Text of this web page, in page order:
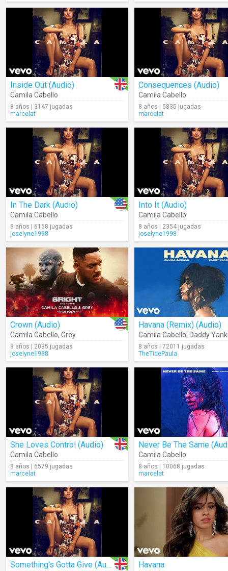
Inside Out (Audio)
Camila Cabello
8 años | 3147 jugadas
marcelat
Consequences (Audio)
Camila Cabello
8 años | 5835 jugadas
marcelat
In The Dark (Audio)
Camila Cabello
8 años | 6168 jugadas
joselyne1998
Into It (Audio)
Camila Cabello
8 años | 2354 jugadas
joselyne1998
Crown (Audio)
Camila Cabello, Grey
8 años | 2035 jugadas
joselyne1998
Havana (Remix) (Audio)
Camila Cabello, Daddy
8 años | 72011 jugadas
TheTidePaula
She Loves Control (Audio)
Camila Cabello
8 años | 6579 jugadas
marcelat
Never Be The Same
Camila Cabello
8 años | 10068 jugadas
marcelat
Something's Gotta Give (Audio) Havana